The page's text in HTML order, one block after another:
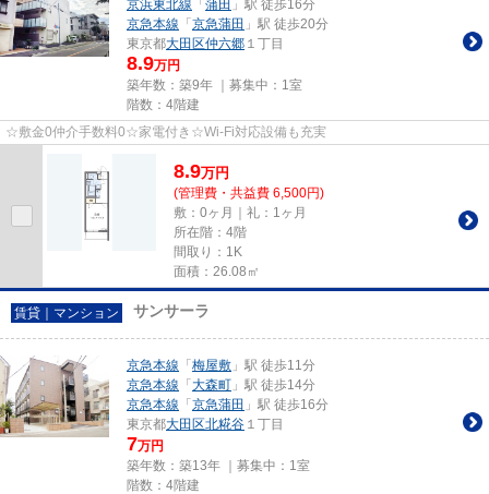
京浜東北線 「 蒲田 」駅 徒歩16分
京急本線 「 京急蒲田 」駅 徒歩20分
東京都大田区仲六郷 １丁目
8.9万円
築年数：築9年 ｜募集中： 1室
階数：4階建
☆敷金0仲介手数料0☆家電付き☆Wi-Fi対応設備も充実
8.9万円
(管理費・共益費 6,500円)
敷：0ヶ月｜礼：1ヶ月
所在階：4階
間取り：1K
面積：26.08㎡
賃貸｜マンション サンサーラ
京急本線 「 梅屋敷 」駅 徒歩11分
京急本線 「 大森町 」駅 徒歩14分
京急本線 「 京急蒲田 」駅 徒歩16分
東京都大田区北糀谷 １丁目
7万円
築年数：築13年 ｜募集中： 1室
階数：4階建